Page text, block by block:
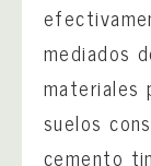
mediados
materiales
suelos
cemento